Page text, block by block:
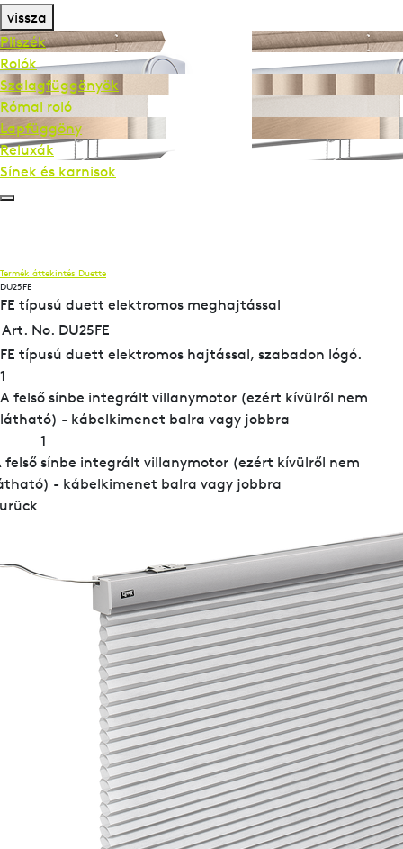
vissza
Pliszék
Rolók
Szalag­függönyök
Római roló
Lapfüggöny
Reluxák
Sínek és karnisok
Termék áttekintés Duette
DU25FE
FE típusú duett elektromos meghajtással
Art. No. DU25FE
FE típusú duett elektromos hajtással, szabadon lógó.
1
A felső sínbe integrált villanymotor (ezért kívülről nem
látható) - kábelkimenet balra vagy jobbra
1
felső sínbe integrált villanymotor (ezért kívülről nem
- kábelkimenet balra vagy jobbra